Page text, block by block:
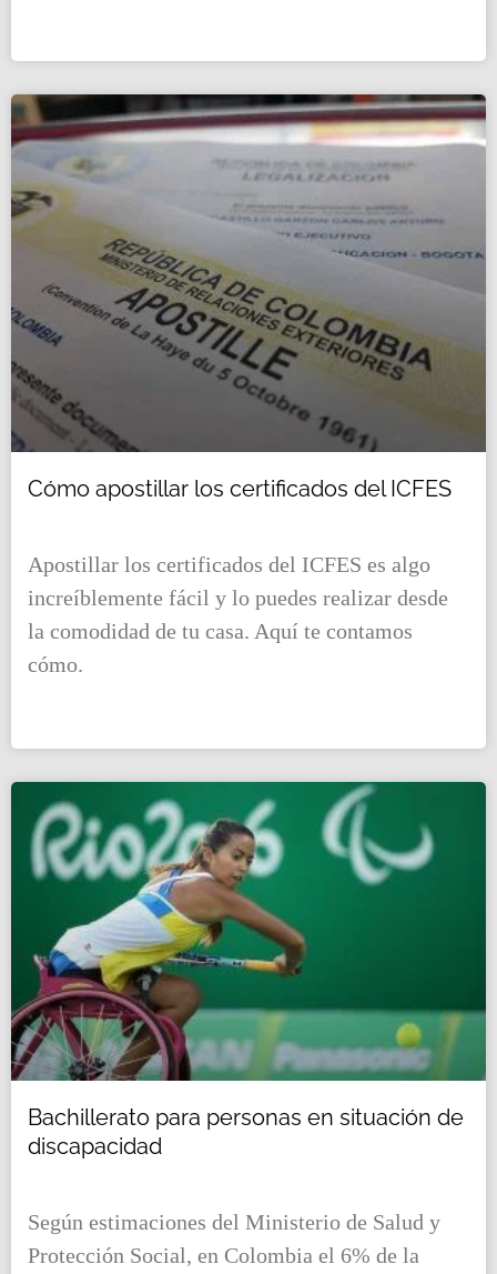
Cómo apostillar los certificados del ICFES
Apostillar los certificados del ICFES es algo
increíblemente fácil y lo puedes realizar desde
la comodidad de tu casa. Aquí te contamos
cómo.
Bachillerato para personas en situación de
discapacidad
Según estimaciones del Ministerio de Salud y
Protección Social, en Colombia el 6% de la